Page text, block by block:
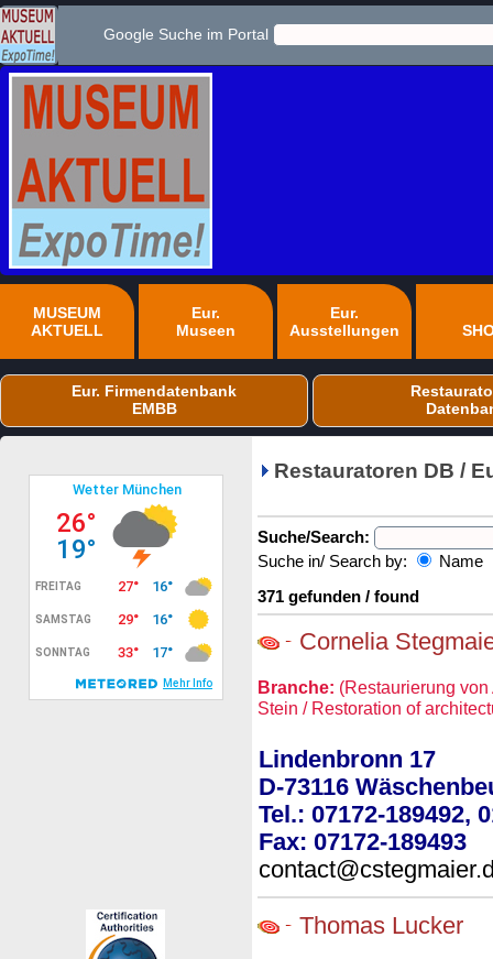
Google Suche im Portal
MUSEUM
AKTUELL
Eur.
Museen
Eur.
Ausstellungen
Eur. Firmendatenbank
EMBB
Restauratoren DB /
Suche/Search:
Suche in/ Search by:
Name
371 gefunden / found
Cornelia
Branche: (Restaurierung
Stein / Restoration of
Lindenbronn 17
D-73116
Tel.: 07172-189492,
Fax: 07172-189493
Thomas Lucker